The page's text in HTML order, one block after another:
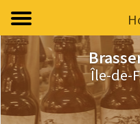
Île-de-